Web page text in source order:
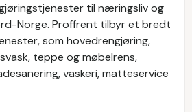
til næringsliv og
Norge. Proffrent tilbyr et bredt
som hovedrengjøring,
teppe og møbelrens,
vaskeri, matteservice